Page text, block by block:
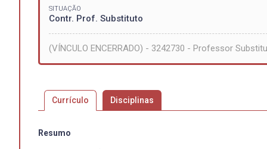
SITUAÇÃO
Contr. Prof. Substituto
(VÍNCULO ENCERRADO) - 3242730 - Professor
Currículo Disciplinas
Resumo